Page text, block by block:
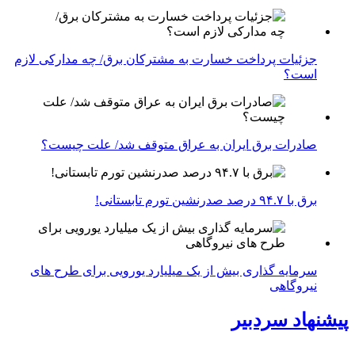
جزئیات پرداخت خسارت به مشترکان برق/ چه مدارکی لازم
است؟
صادرات برق ایران به عراق متوقف شد/ علت چیست؟
برق با ۹۴.۷ درصد صدرنشین تورم تابستانی!
سرمایه گذاری بیش از یک میلیارد یورویی برای طرح های
نیروگاهی
پیشنهاد سردبیر